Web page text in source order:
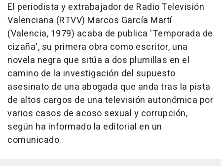
El periodista y extrabajador de Radio Televisión
Valenciana (RTVV) Marcos García Martí
(Valencia, 1979) acaba de publica 'Temporada de
cizaña', su primera obra como escritor, una
novela negra que sitúa a dos plumillas en el
camino de la investigación del supuesto
asesinato de una abogada que anda tras la pista
de altos cargos de una televisión autonómica por
varios casos de acoso sexual y corrupción,
según ha informado la editorial en un
comunicado.